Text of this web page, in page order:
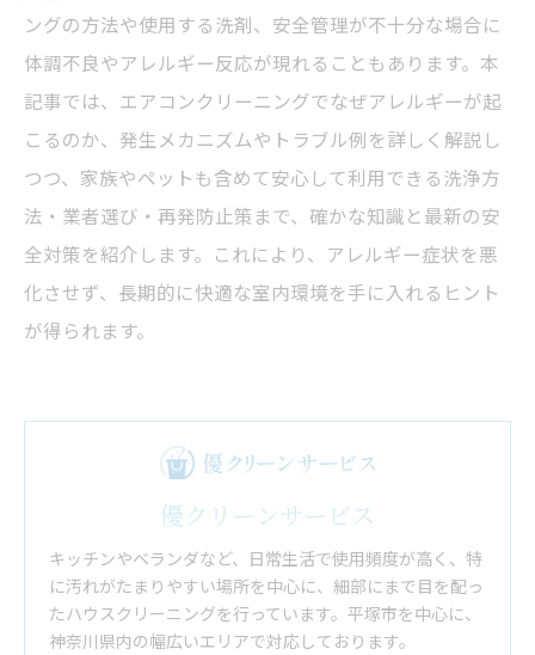
ングの方法や使用する洗剤、安全管理が不十分な場合に
体調不良やアレルギー反応が現れることもあります。本
記事では、エアコンクリーニングでなぜアレルギーが起
こるのか、発生メカニズムやトラブル例を詳しく解説し
つつ、家族やペットも含めて安心して利用できる洗浄方
法・業者選び・再発防止策まで、確かな知識と最新の安
全対策を紹介します。これにより、アレルギー症状を悪
化させず、長期的に快適な室内環境を手に入れるヒント
が得られます。
優クリーンサービス
キッチンやベランダなど、日常生活で使用頻度が高く、特
に汚れがたまりやすい場所を中心に、細部にまで目を配っ
たハウスクリーニングを行っています。平塚市を中心に、
神奈川県内の幅広いエリアで対応しております。